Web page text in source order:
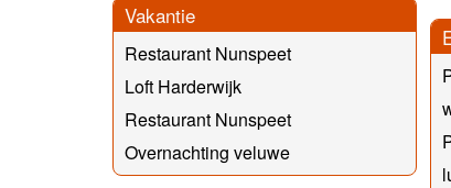
Vakantie
Restaurant Nunspeet
Loft Harderwijk
Restaurant Nunspeet
Overnachting veluwe